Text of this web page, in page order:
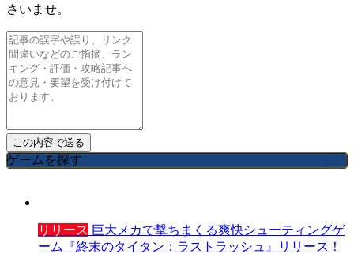
さいませ。
ゲームを探す
リリース 巨大メカで撃ちまくる爽快シューティングゲ
ーム『終末のタイタン：ラストラッシュ』リリース！